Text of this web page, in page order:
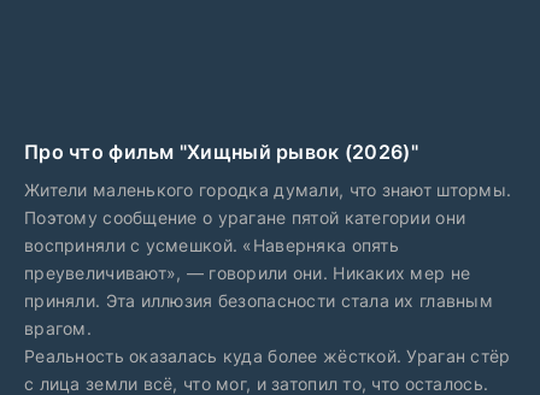
Про что фильм "Хищный рывок (2026)"
Жители маленького городка думали, что знают штормы.
Поэтому сообщение о урагане пятой категории они
восприняли с усмешкой. «Наверняка опять
преувеличивают», — говорили они. Никаких мер не
приняли. Эта иллюзия безопасности стала их главным
врагом.
Реальность оказалась куда более жёсткой. Ураган стёр
с лица земли всё, что мог, и затопил то, что осталось.